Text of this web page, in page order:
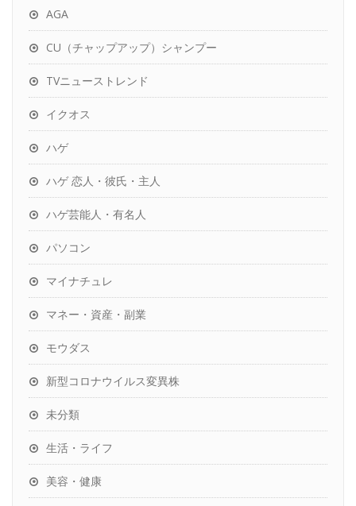
AGA
CU（チャップアップ）シャンプー
TVニューストレンド
イクオス
ハゲ
ハゲ 恋人・彼氏・主人
ハゲ芸能人・有名人
パソコン
マイナチュレ
マネー・資産・副業
モウダス
新型コロナウイルス変異株
未分類
生活・ライフ
美容・健康